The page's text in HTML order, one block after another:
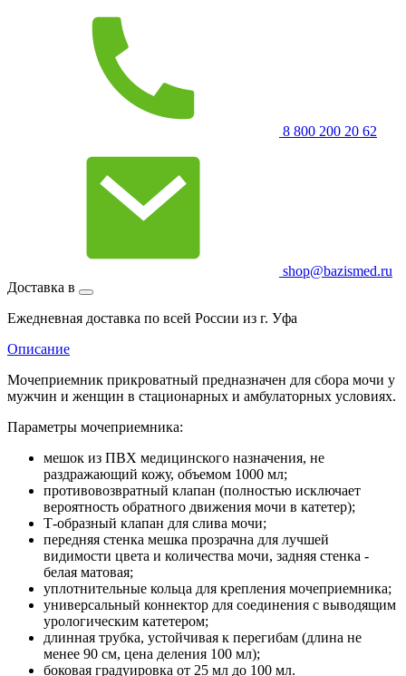
8 800 200 20 62
shop@bazismed.ru
Доставка в
Ежедневная доставка по всей России из г. Уфа
Описание
Мочеприемник прикроватный предназначен для сбора мочи у
мужчин и женщин в стационарных и амбулаторных условиях.
Параметры мочеприемника:
мешок из ПВХ медицинского назначения, не
раздражающий кожу, объемом 1000 мл;
противовозвратный клапан (полностью исключает
вероятность обратного движения мочи в катетер);
Т-образный клапан для слива мочи;
передняя стенка мешка прозрачна для лучшей
видимости цвета и количества мочи, задняя стенка -
белая матовая;
уплотнительные кольца для крепления мочеприемника;
универсальный коннектор для соединения с выводящим
урологическим катетером;
длинная трубка, устойчивая к перегибам (длина не
менее 90 см, цена деления 100 мл);
боковая градуировка от 25 мл до 100 мл.